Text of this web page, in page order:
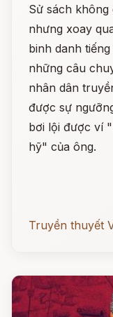
Sử sách không
nhưng xoay
binh danh
những câu
nhân dân
được sự
bơi lội được ví
hỹ" của ông.
Truyền thuyết